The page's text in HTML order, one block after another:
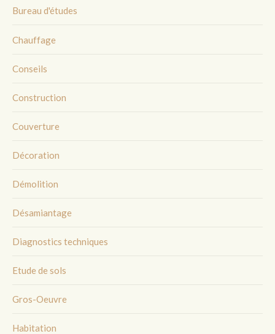
Bureau d'études
Chauffage
Conseils
Construction
Couverture
Décoration
Démolition
Désamiantage
Diagnostics techniques
Etude de sols
Gros-Oeuvre
Habitation